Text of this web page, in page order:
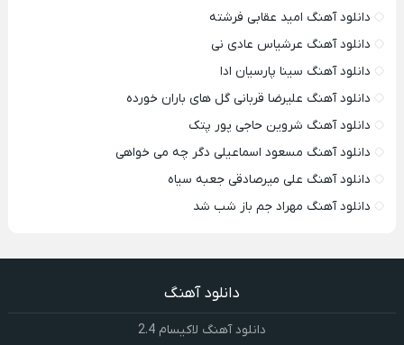
دانلود آهنگ امید عقابی فرشته
دانلود آهنگ عرشیاس عادی نی
دانلود آهنگ سینا پارسیان ادا
دانلود آهنگ علیرضا قربانی گل های باران خورده
دانلود آهنگ شروین حاجی پور پتک
دانلود آهنگ مسعود اسماعیلی دگر چه می خواهی
دانلود آهنگ علی میرصادقی جعبه سیاه
دانلود آهنگ مهراد جم باز شب شد
دانلود آهنگ
دانلود آهنگ لاکیسام 2.4